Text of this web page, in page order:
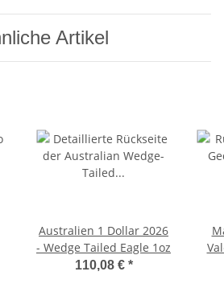
Artikel
Australien 1 Dollar 2026
- Wedge Tailed Eagle 1oz
110,08 € *